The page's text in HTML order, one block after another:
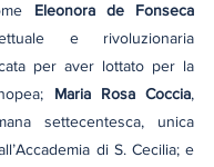
Eleonora de Fonseca
e rivoluzionaria
per aver lottato per la
Maria Rosa Coccia,
settecentesca, unica